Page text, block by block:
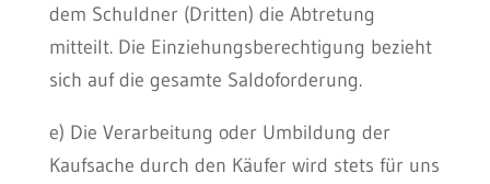
dem Schuldner (Dritten) die Abtretung
mitteilt. Die Einziehungsberechtigung bezieht
sich auf die gesamte Saldoforderung.
e) Die Verarbeitung oder Umbildung der
Kaufsache durch den Käufer wird stets für uns